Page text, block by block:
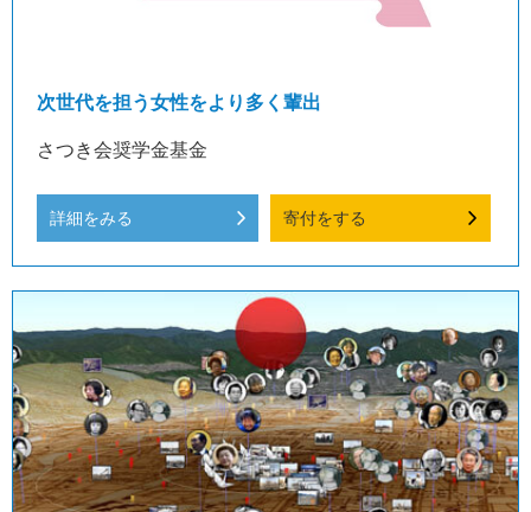
次世代を担う女性をより多く輩出
さつき会奨学金基金
詳細をみる 寄付をする